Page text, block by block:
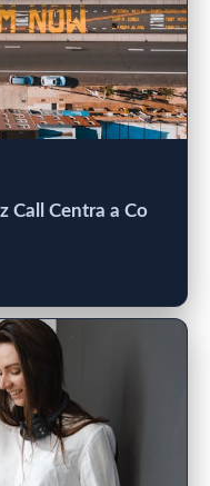
Call Centra a Co